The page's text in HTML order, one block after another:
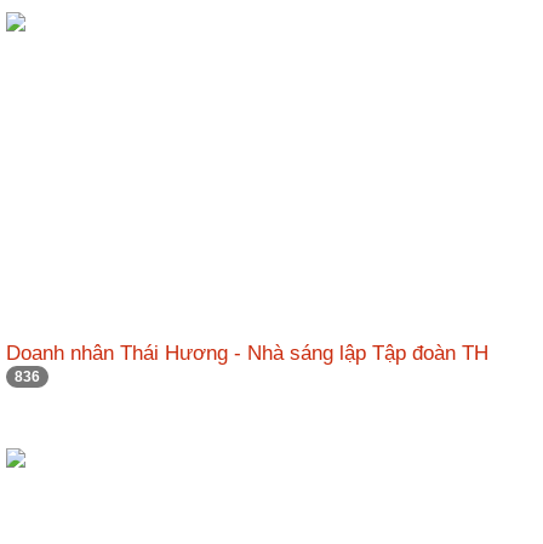
Doanh nhân Thái Hương - Nhà sáng lập Tập đoàn TH
836